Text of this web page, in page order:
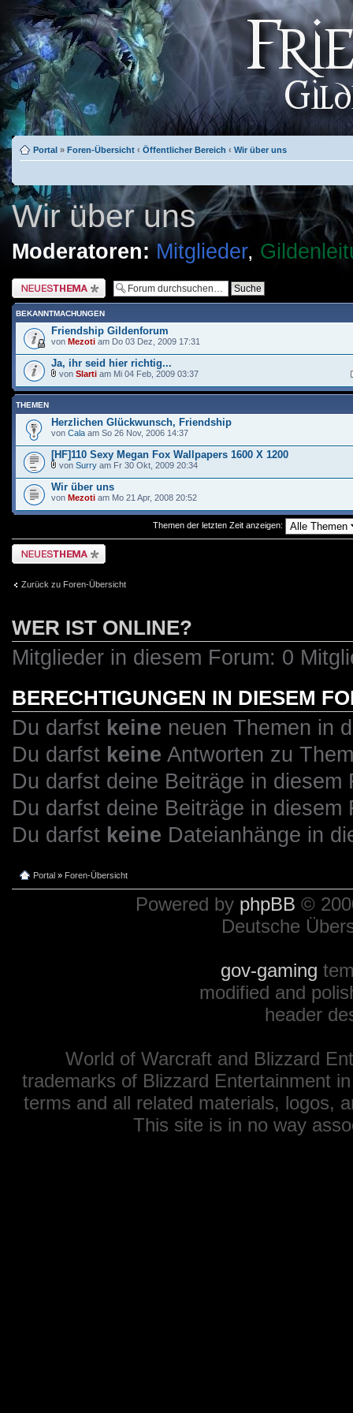
Portal » Foren-Übersicht ‹ Öffentlicher Bereich ‹ Wir über uns
Wir über uns
Moderatoren: Mitglieder,
Neues Thema erstellen
BEKANNTMACHUNGEN
Friendship Gildenforum
von Mezoti am Do 03 Dez, 2009 17:31
Ja, ihr seid hier richtig...
von Slarti am Mi 04 Feb, 2009 03:37
THEMEN
Herzlichen Glückwunsch, Friendship
von Cala am So 26 Nov, 2006 14:37
[HF]110 Sexy Megan Fox Wallpapers 1600 X 1200
von Surry am Fr 30 Okt, 2009 20:34
Wir über uns
von Mezoti am Mo 21 Apr, 2008 20:52
Themen der letzten Zeit anzeigen:
Neues Thema erstellen
Zurück zu Foren-Übersicht
WER IST ONLINE?
Mitglieder in diesem Forum: 0
BERECHTIGUNGEN IN DIESEM
Du darfst keine neuen Themen in
Du darfst keine Antworten zu
Du darfst deine Beiträge in diesem
Du darfst deine Beiträge in diesem
Du darfst keine Dateianhänge in
Portal » Foren-Übersicht
Powered by phpBB ©
Deutsche
gov-gaming
modified and
header
World of Warcraft and Blizzard
trademarks of Blizzard Entertainment
terms and all related materials, logos,
This site is in no way